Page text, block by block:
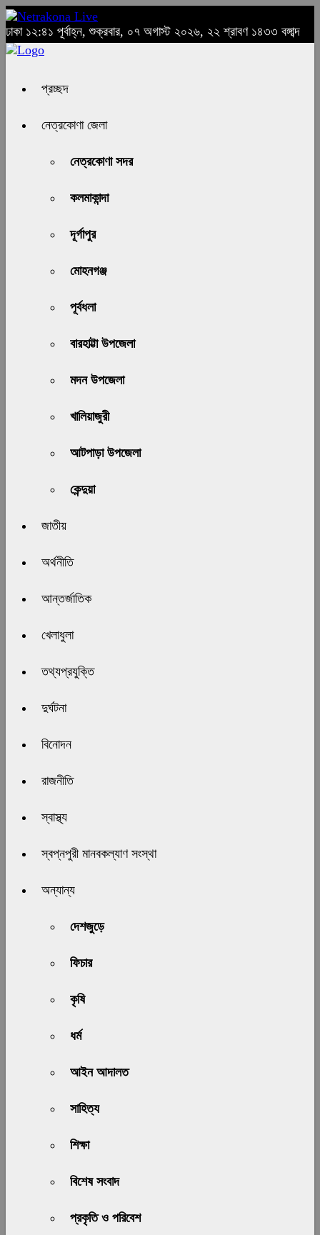
ঢাকা ১২:৪১ পূর্বাহ্ন, শুক্রবার, ০৭ অগাস্ট ২০২৬, ২২ শ্রাবণ ১৪৩৩ বঙ্গাব্দ
প্রচ্ছদ
নেত্রকোণা জেলা
নেত্রকোণা সদর
কলমাকান্দা
দূর্গাপুর
মোহনগঞ্জ
পূর্বধলা
বারহাট্টা উপজেলা
মদন উপজেলা
খালিয়াজুরী
আটপাড়া উপজেলা
কেন্দুয়া
জাতীয়
অর্থনীতি
আন্তর্জাতিক
খেলাধুলা
তথ্যপ্রযুক্তি
দুর্ঘটনা
বিনোদন
রাজনীতি
স্বাস্থ্য
স্বপ্নপুরী মানবকল্যাণ সংস্থা
অন্যান্য
দেশজুড়ে
ফিচার
কৃষি
ধর্ম
আইন আদালত
সাহিত্য
শিক্ষা
বিশেষ সংবাদ
প্রকৃতি ও পরিবেশ